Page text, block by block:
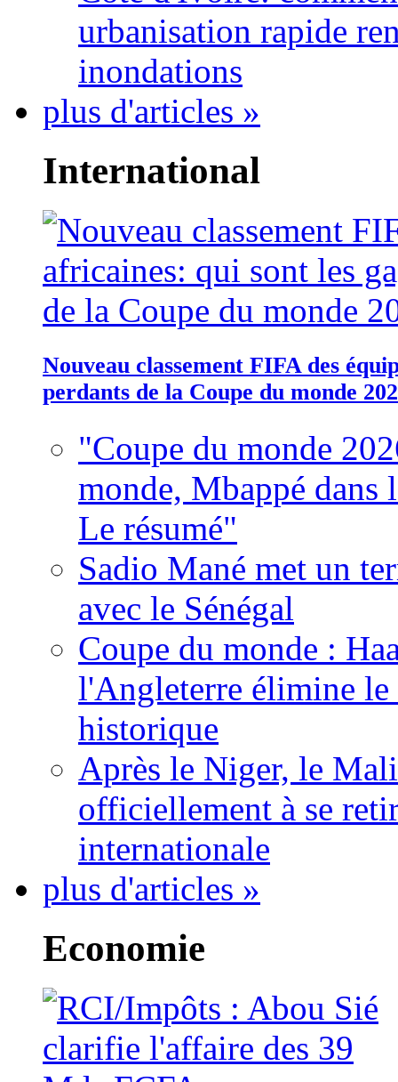
urbanisation rapide
inondations
plus d'articles »
International
Nouveau classement FIFA des
perdants de la Coupe du monde
"Coupe du monde
monde, Mbappé dans
Le résumé"
Sadio Mané met un
avec le Sénégal
Coupe du monde :
l'Angleterre élimine
historique
Après le Niger, le
officiellement à se
internationale
plus d'articles »
Economie